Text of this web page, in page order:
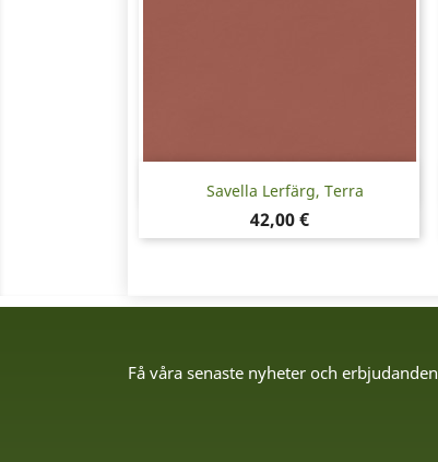
Savella Lerfärg, Terra
Pris
42,00 €
Snabbvy
Få våra senaste nyheter och erbjudanden